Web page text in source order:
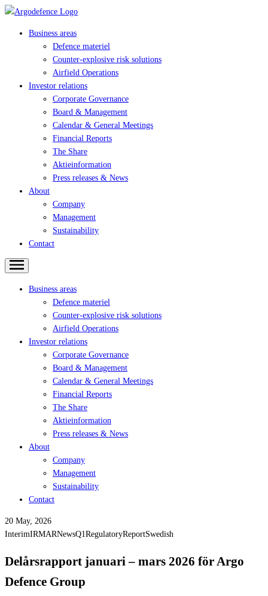
Business areas
Defence materiel
Counter-explosive risk solutions
Airfield Operations
Investor relations
Corporate Governance
Board & Management
Calendar & General Meetings
Financial Reports
The Share
Aktieinformation
Press releases & News
About
Company
Management
Sustainability
Contact
Business areas
Defence materiel
Counter-explosive risk solutions
Airfield Operations
Investor relations
Corporate Governance
Board & Management
Calendar & General Meetings
Financial Reports
The Share
Aktieinformation
Press releases & News
About
Company
Management
Sustainability
Contact
20 May, 2026
InterimIRMARNewsQ1RegulatoryReportSwedish
Delårsrapport januari – mars 2026 för Argo
Defence Group